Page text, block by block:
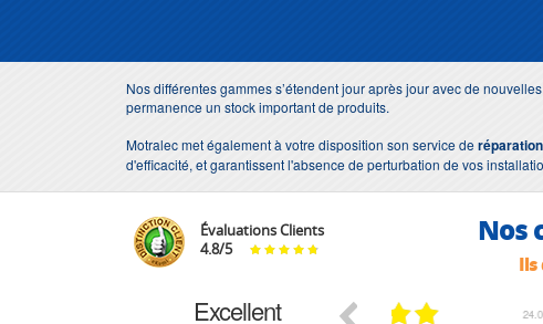
Nos différentes gammes s’étendent jour après jour avec de
permanence un stock important de produits.
Motralec met également à votre disposition son service de
d'efficacité, et garantissent l'absence de perturbation de vos
Évaluations Clients
4.8/5 Nos
Ils
Excellent 07.07.2026